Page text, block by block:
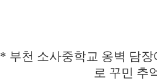
* 부천 소사중학교 옹벽 담
로 꾸민 추